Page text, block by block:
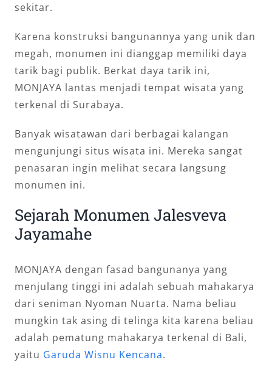
sekitar.
Karena konstruksi bangunannya yang unik dan
megah, monumen ini dianggap memiliki daya
tarik bagi publik. Berkat daya tarik ini,
MONJAYA lantas menjadi tempat wisata yang
terkenal di Surabaya.
Banyak wisatawan dari berbagai kalangan
mengunjungi situs wisata ini. Mereka sangat
penasaran ingin melihat secara langsung
monumen ini.
Sejarah Monumen Jalesveva
Jayamahe
MONJAYA dengan fasad bangunanya yang
menjulang tinggi ini adalah sebuah mahakarya
dari seniman Nyoman Nuarta. Nama beliau
mungkin tak asing di telinga kita karena beliau
adalah pematung mahakarya terkenal di Bali,
yaitu Garuda Wisnu Kencana.